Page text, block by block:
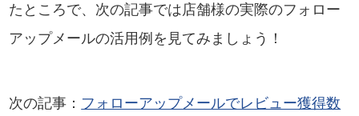
たところで、次の記事では店舗様の実際のフォロー
アップメールの活用例を見てみましょう！
次の記事： フォローアップメールでレビュー獲得数